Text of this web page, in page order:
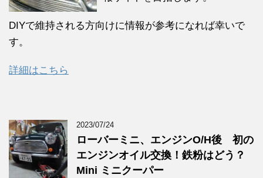
DIYで維持される方向けに情報が参考になれば幸いで
す。
詳細はこちら
2023/07/24
ローバーミニ、エンジンO/H後 初の
エンジンオイル交換！鉄粉はどう？
Mini ミニクーパー